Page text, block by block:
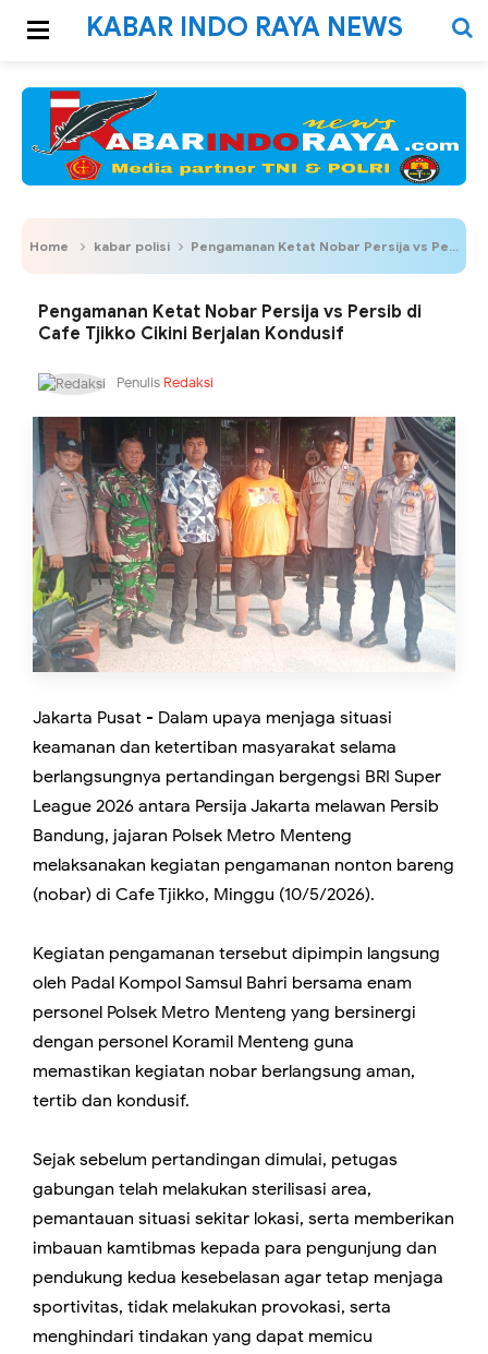
KABAR INDO RAYA NEWS
Home kabar polisi Pengamanan Ketat Nobar Persija vs Persib di Cafe Tjikko Cikini Berjalan Kondusif
Pengamanan Ketat Nobar Persija vs Persib di
Cafe Tjikko Cikini Berjalan Kondusif
Penulis Redaksi
Jakarta Pusat - Dalam upaya menjaga situasi
keamanan dan ketertiban masyarakat selama
berlangsungnya pertandingan bergengsi BRI Super
League 2026 antara Persija Jakarta melawan Persib
Bandung, jajaran Polsek Metro Menteng
melaksanakan kegiatan pengamanan nonton bareng
(nobar) di Cafe Tjikko, Minggu (10/5/2026).
Kegiatan pengamanan tersebut dipimpin langsung
oleh Padal Kompol Samsul Bahri bersama enam
personel Polsek Metro Menteng yang bersinergi
dengan personel Koramil Menteng guna
memastikan kegiatan nobar berlangsung aman,
tertib dan kondusif.
Sejak sebelum pertandingan dimulai, petugas
gabungan telah melakukan sterilisasi area,
pemantauan situasi sekitar lokasi, serta memberikan
imbauan kamtibmas kepada para pengunjung dan
pendukung kedua kesebelasan agar tetap menjaga
sportivitas, tidak melakukan provokasi, serta
menghindari tindakan yang dapat memicu